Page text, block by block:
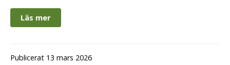
Läs mer
Publicerat 13 mars 2026